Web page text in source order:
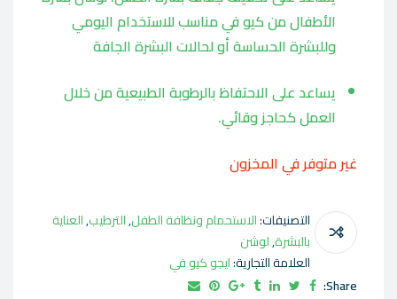
الأطفال من كيو في مناسب للاستخدام اليومي
وللبشرة الحساسة أو لحالات البشرة الجافة
يساعد على الاحتفاظ بالرطوبة الطبيعية من خلال
العمل كحاجز وقائي.
غير متوفر في المخزون
التصنيفات:الاستحمام ونظافة الطفل,الترطيب,العناية
بالبشرة,لوشن
العلامة التجارية:ايجو كيو في
Share: